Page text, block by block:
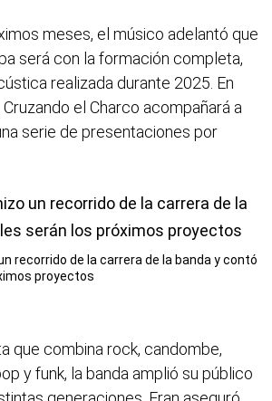
meses, el músico adelantó que
será con la formación completa,
realizada durante 2025. En
el Charco acompañará a
serie de presentaciones por
recorrido de la carrera de la banda y contó
proyectos
que combina rock, candombe,
y funk, la banda amplió su público